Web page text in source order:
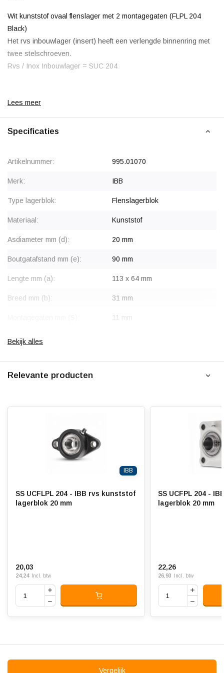
Wit kunststof ovaal flenslager met 2 montagegaten (FLPL 204
Black)
Het rvs inbouwlager (insert) heeft een verlengde binnenring met
twee stelschroeven.
Rvs / Inox Inbouwlager = SUC 204
Korting vanaf 12 stuks, zie staffelprijzen of neem contact op
voor een offerte.
Lees meer
Specificaties
Artikelnummer: 995.01070
Merk: IBB
Type lagerblok: Flenslagerblok
Materiaal: Kunststof
Asdiameter mm (d): 20 mm
Boutgatafstand mm (e): 90 mm
Lengte mm (a): 113 x 64 mm
Breed mm (b): 31 mm
11 mm
Totale hoogte mm (I / W):
Bekijk alles
Relevante producten
IBB
SS UCFLPL 204 - IBB rvs kunststof
lagerblok 20 mm
20,03
24,24 Incl. btw
SS UCFPL 204 -
lagerblok 20 mm
22,26
26,93 Incl. btw
Vergelijk